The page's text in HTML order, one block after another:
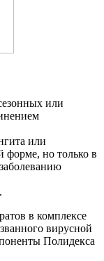
или
или
форме, но только в
в комплексе
вирусной
Полидекса